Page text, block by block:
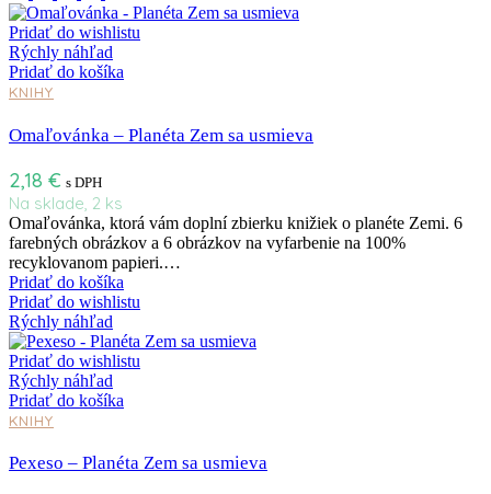
Pridať do wishlistu
Rýchly náhľad
Pridať do košíka
KNIHY
Omaľovánka – Planéta Zem sa usmieva
2,18 € s DPH
Na sklade, 2 ks
Omaľovánka, ktorá vám doplní zbierku knižiek o planéte Zemi. 6
farebných obrázkov a 6 obrázkov na vyfarbenie na 100%
recyklovanom papieri.…
Pridať do košíka
Pridať do wishlistu
Rýchly náhľad
Pridať do wishlistu
Rýchly náhľad
Pridať do košíka
KNIHY
Pexeso – Planéta Zem sa usmieva